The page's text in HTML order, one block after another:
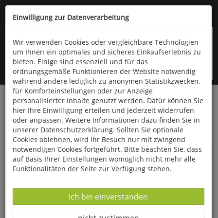
Kompletten Head der Seite überspringen
oder (06766) 9323-960
Startseite Suche nach "Heilende Pilze"
Suche nach "Heilende Pilze"
Artikel
Einwilligung zur Datenverarbeitung
Wir verwenden Cookies oder vergleichbare Technologien
um Ihnen ein optimales und sicheres Einkaufserlebnis zu
bieten. Einige sind essenziell und für das
ordnungsgemäße Funktionieren der Website notwendig
während andere lediglich zu anonymen Statistikzwecken,
für Komforteinstellungen oder zur Anzeige
personalisierter Inhalte genutzt werden. Dafür können Sie
hier Ihre Einwilligung erteilen und jederzeit widerrufen
oder anpassen. Weitere Informationen dazu finden Sie in
unserer Datenschutzerklärung. Sollten Sie optionale
Cookies ablehnen, wird Ihr Besuch nur mit zwingend
notwendigen Cookies fortgeführt. Bitte beachten Sie, dass
auf Basis Ihrer Einstellungen womöglich nicht mehr alle
Funktionalitäten der Seite zur Verfügung stehen.
Datenverarbeitung -
Ich bin einverstanden